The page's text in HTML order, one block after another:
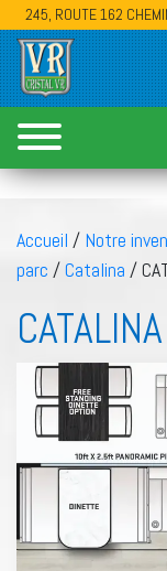
245, ROUTE 162
Accueil / Notre
parc /Catalina /